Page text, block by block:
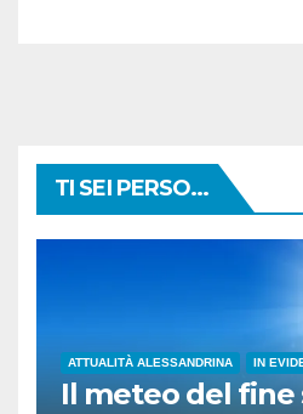
TI SEI PERSO...
ATTUALITÀ ALESSANDRINA IN
Il meteo del